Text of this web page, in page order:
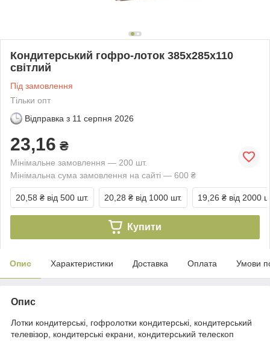
Кондитерський гофро-лоток 385х285х110
світлий
Під замовлення
Тільки опт
Відправка з 11 серпня 2026
23,16 ₴
Мінімальне замовлення — 200 шт.
Мінімальна сума замовлення на сайті — 600 ₴
20,58 ₴ від 500 шт. 20,28 ₴ від 1000 шт. 19,26 ₴ від 2000
Купити
Опис Характеристики Доставка Оплата Умови
Опис
Лотки кондитерські, гофролотки кондитерські, кондитерський
телевізор, кондитерські екрани, кондитерський телескоп